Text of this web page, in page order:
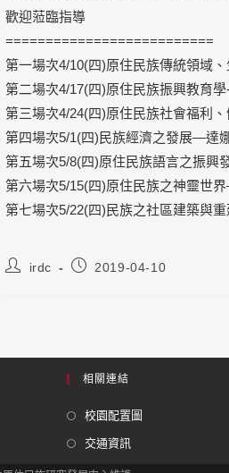
歡迎蒞臨指導
==========================
第一場次4/10(四)原住民族傳統領域
第二場次4/17(四)原住民族振興教育
第三場次4/24(四)原住民族社會福利
第四場次5/1(四)民族經濟之發展—達
第五場次5/8(四)原住民族語言之振興
第六場次5/15(四)原住民族之神靈世
第七場次5/22(四)民族之社區建築與
irdc 2019-04-10
相關連結
校園配置圖
交通資訊